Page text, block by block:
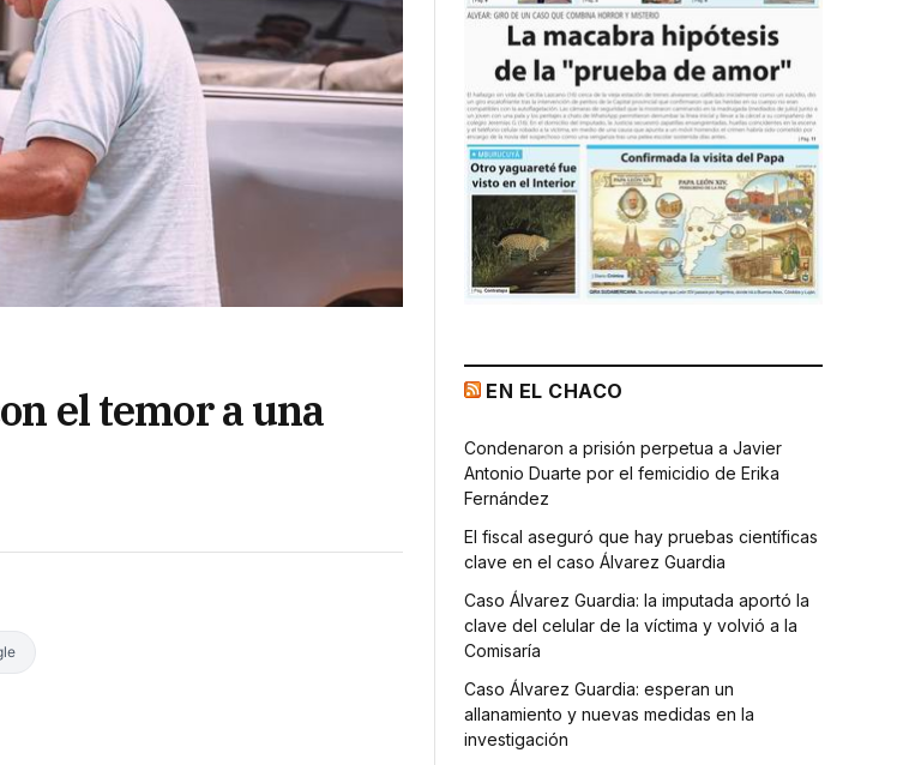
el temor a una
EN EL CHACO
Condenaron a prisión perpetua a Javier
Antonio Duarte por el femicidio de Erika
Fernández
El fiscal aseguró que hay pruebas científicas
clave en el caso Álvarez Guardia
Caso Álvarez Guardia: la imputada aportó la
clave del celular de la víctima y volvió a la
Comisaría
Caso Álvarez Guardia: esperan un
allanamiento y nuevas medidas en la
investigación